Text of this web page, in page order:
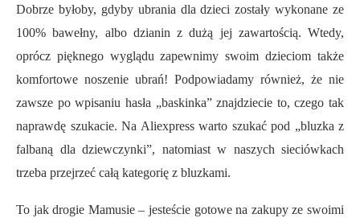
Dobrze byłoby, gdyby ubrania dla dzieci zostały wykonane ze
100% bawełny, albo dzianin z dużą jej zawartością. Wtedy,
oprócz pięknego wyglądu zapewnimy swoim dzieciom także
komfortowe noszenie ubrań! Podpowiadamy również, że nie
zawsze po wpisaniu hasła „baskinka” znajdziecie to, czego tak
naprawdę szukacie. Na Aliexpress warto szukać pod „bluzka z
falbaną dla dziewczynki”, natomiast w naszych sieciówkach
trzeba przejrzeć całą kategorię z bluzkami.
To jak drogie Mamusie – jesteście gotowe na zakupy ze swoimi